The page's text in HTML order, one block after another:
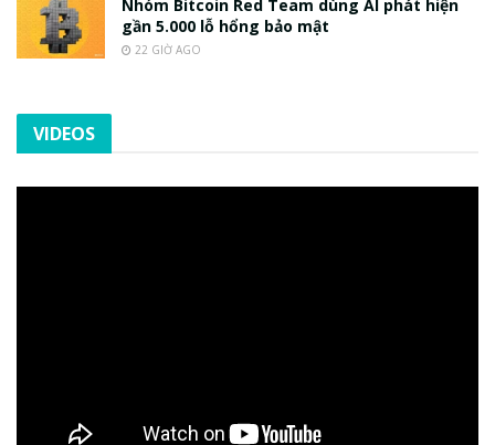
Nhóm Bitcoin Red Team dùng AI phát hiện
gần 5.000 lỗ hổng bảo mật
22 GIỜ AGO
VIDEOS